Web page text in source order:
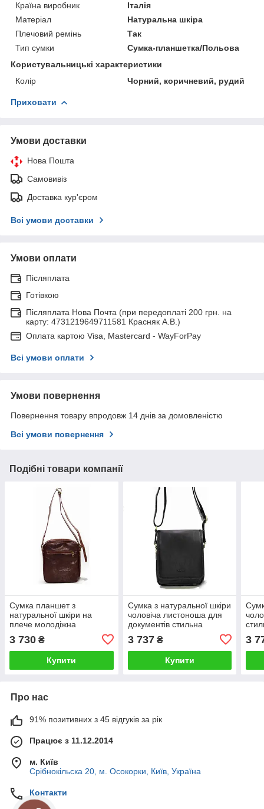
Країна виробник
Італія
Матеріал
Натуральна шкіра
Плечовий ремінь
Так
Тип сумки
Сумка-планшетка/Польова
Користувальницькі характеристики
Колір
Чорний, коричневий, рудий
Приховати
Умови доставки
Нова Пошта
Самовивіз
Доставка кур'єром
Всі умови доставки
Умови оплати
Післяплата
Готівкою
Післяплата Нова Почта (при передоплаті 200 грн. на
карту: 4731219649711581 Красняк А.В.)
Оплата картою Visa, Mastercard - WayForPay
Всі умови оплати
Умови повернення
Повернення товару впродовж 14 днів за домовленістю
Всі умови повернення
Подібні товари компанії
Сумка планшет з
натуральної шкіри на
плече молодіжна
повсякденна повсякденна
для документів
3 730 ₴
Купити
Сумка з натуральної шкіри
чоловіча листоноша для
документів стильна
3 737₴
Купити
3
Про нас
91% позитивних з 45 відгуків за рік
Працює з 11.12.2014
м. Київ
Срібнокільска 20, м. Осокорки, Київ, Україна
Контакти